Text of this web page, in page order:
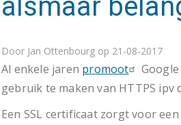
alsmaar
Door Jan Ottenbourg op 21-08-2017
Al enkele jaren promoot
gebruik te maken van HTTPS ipv
Een SSL certificaat zorgt voor een